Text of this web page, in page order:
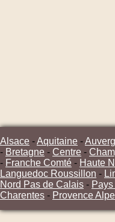
Alsace -Aquitaine -
- Bretagne - Centre -
- Franche Comté - Haute
Languedoc Roussillon -
Nord Pas de Calais -
Charentes - Provence